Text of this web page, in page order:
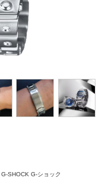
G-SHOCK G-ショック